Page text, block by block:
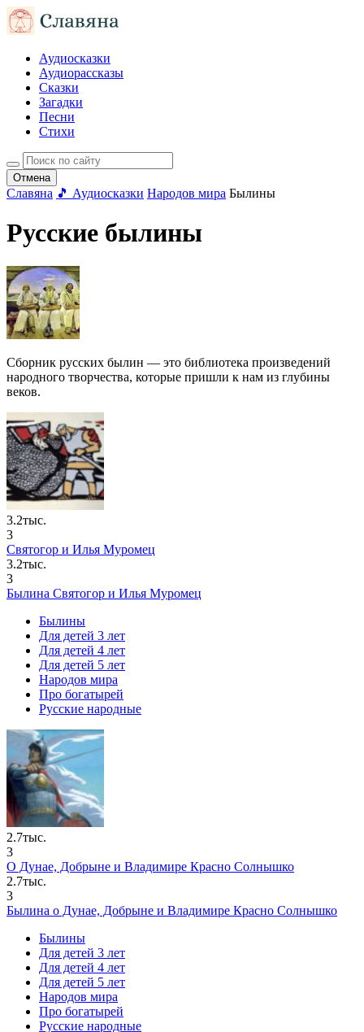
Аудиосказки
Аудиорассказы
Сказки
Загадки
Песни
Стихи
Отмена
Славяна 🎵 Аудиосказки Народов мира Былины
Русские былины
Сборник русских былин — это библиотека произведений
народного творчества, которые пришли к нам из глубины
веков.
3.2тыс.
3
Святогор и Илья Муромец
3.2тыс.
3
Былина Святогор и Илья Муромец
Былины
Для детей 3 лет
Для детей 4 лет
Для детей 5 лет
Народов мира
Про богатырей
Русские народные
2.7тыс.
3
О Дунае, Добрыне и Владимире Красно Солнышко
2.7тыс.
3
Былина о Дунае, Добрыне и Владимире Красно Солнышко
Былины
Для детей 3 лет
Для детей 4 лет
Для детей 5 лет
Народов мира
Про богатырей
Русские народные